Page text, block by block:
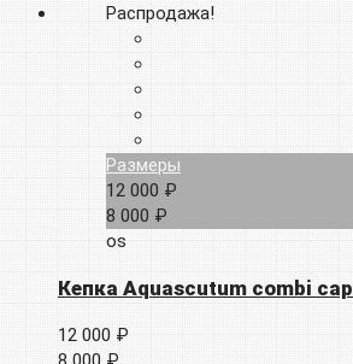
Распродажа!
Размеры
12 000 ₽
8 000 ₽
os
Кепка Aquascutum combi cap
12 000 ₽